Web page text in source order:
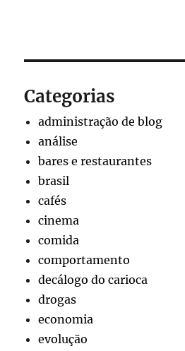
Categorias
administração de blog
análise
bares e restaurantes
brasil
cafés
cinema
comida
comportamento
decálogo do carioca
drogas
economia
evolução